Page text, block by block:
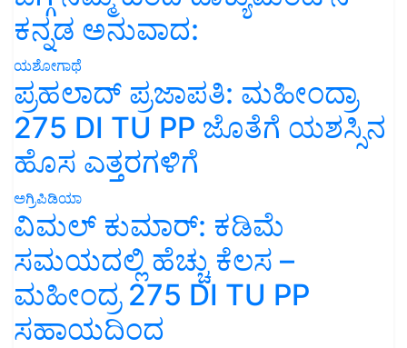
ಕನ್ನಡ ಅನುವಾದ:
ಯಶೋಗಾಥೆ
ಪ್ರಹಲಾದ್ ಪ್ರಜಾಪತಿ: ಮಹೀಂದ್ರಾ
275 DI TU PP ಜೊತೆಗೆ ಯಶಸ್ಸಿನ
ಹೊಸ ಎತ್ತರಗಳಿಗೆ
ಅಗ್ರಿಪಿಡಿಯಾ
ವಿಮಲ್ ಕುಮಾರ್: ಕಡಿಮೆ
ಸಮಯದಲ್ಲಿ ಹೆಚ್ಚು ಕೆಲಸ –
ಮಹೀಂದ್ರ 275 DI TU PP
ಸಹಾಯದಿಂದ